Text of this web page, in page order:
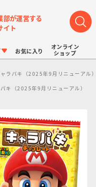
部が運営する
イト
ーズ ドラゴンボール
ポケモンキッズ
お気に入り
オンライン
ショップ
ラパキ（2025年9月リニューアル
キ（2025年9月リニューアル）